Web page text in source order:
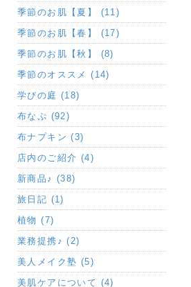
季節のお肌【夏】 (11)
季節のお肌【春】 (17)
季節のお肌【秋】 (8)
季節のオススメ (14)
学びの庭 (18)
布なぷ (92)
布ナプキン (3)
店内のご紹介 (4)
新商品♪ (38)
旅日記 (1)
植物 (7)
業務提携♪ (2)
美人メイク塾 (5)
美肌ケアについて (4)